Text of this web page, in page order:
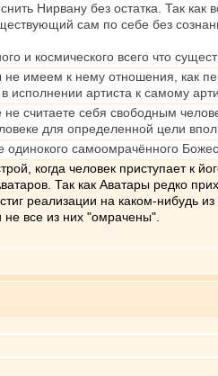
Нирвану без остатка. Так как
сам по себе без
космического всего что
имеем к нему отношения, как
исполнении артиста к самому
считаете себя свободным
для определенной цели
самоомрачённого
когда человек приступает к
Так как Аватары редко
реализации на каком-нибудь из
все из них "омрачены".